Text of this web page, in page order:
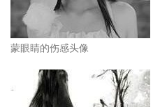
蒙眼睛的伤感头像